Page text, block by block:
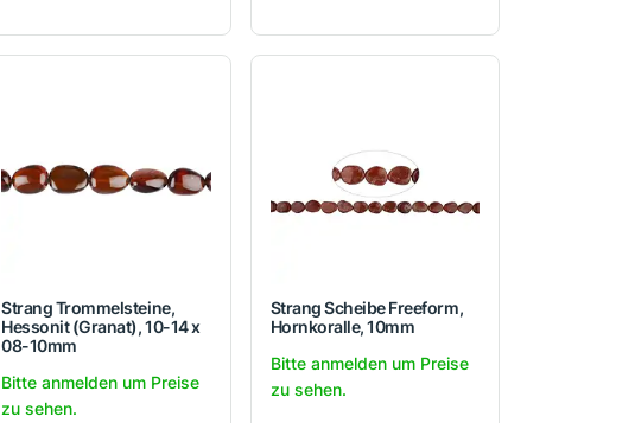
Strang Trommelsteine,
Hessonit (Granat), 10-14 x
08-10mm
Bitte anmelden um Preise
zu sehen.
Strang Scheibe Freeform,
Hornkoralle, 10mm
Bitte anmelden um Preise
zu sehen.